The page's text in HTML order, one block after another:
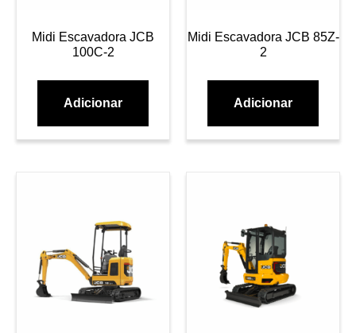
Midi Escavadora JCB
100C-2
Adicionar
Midi Escavadora JCB 85Z-
2
Adicionar